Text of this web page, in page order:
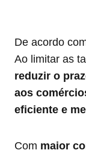
De acordo
Ao limitar as
reduzir o
aos
eficiente e
Com maior